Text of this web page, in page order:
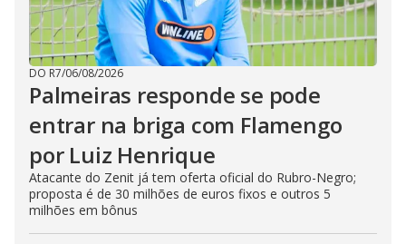
DO R7/06/08/2026
Palmeiras responde se pode
entrar na briga com Flamengo
por Luiz Henrique
Atacante do Zenit já tem oferta oficial do Rubro-Negro;
proposta é de 30 milhões de euros fixos e outros 5
milhões em bônus